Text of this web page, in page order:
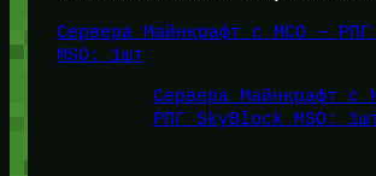
Сервера Майнкрафт с МСО —
MSO: 1шт
Сервера Майнкрафт с
РПГ SkyBlock MSO: